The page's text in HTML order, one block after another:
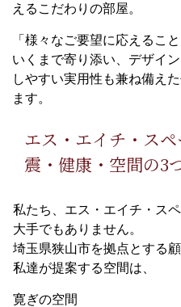
えるこだわりの部屋。
「様々なご要望に応えるこ
いくまで寄り添い、デザイ
しやすい実用性も兼ね備え
ます。
エス・エイチ・ス
震・健康・空間の3
私たち、エス・エイチ・ス
大手でもありません。
埼玉県狭山市を拠点とする
私達が提案する空間は、
寛ぎの空間